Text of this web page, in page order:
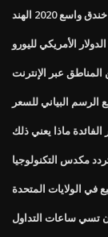
واسع 2020 الهند
الأمريكي لليورو
عبر الإنترنت
الرسم البياني للسعر
ماذا يعني ذلك
مكدس التكنولوجيا
في الولايات المتحدة
تسي ساعات التداول